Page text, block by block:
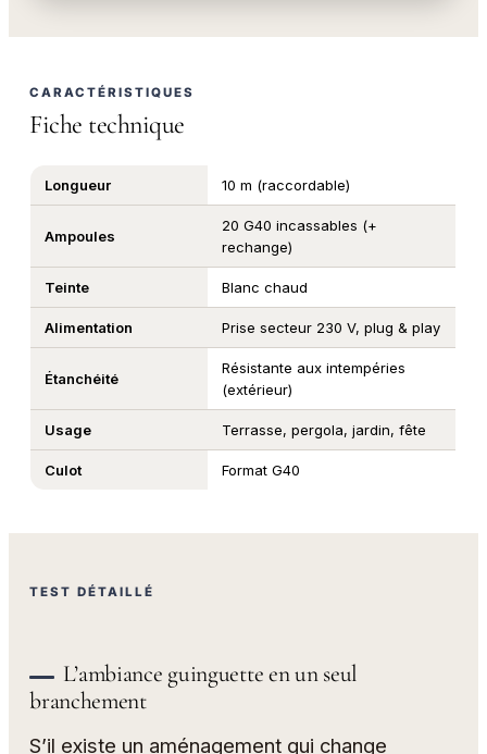
CARACTÉRISTIQUES
Fiche technique
Longueur 10 m (raccordable)
Ampoules
20 G40 incassables (+
rechange)
Teinte Blanc chaud
Alimentation Prise secteur 230 V, plug & play
Étanchéité
Résistante aux intempéries
(extérieur)
Usage Terrasse, pergola, jardin, fête
Culot Format G40
TEST DÉTAILLÉ
L’ambiance guinguette en un seul
branchement
S’il existe un aménagement qui change